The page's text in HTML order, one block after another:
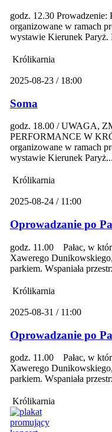
godz. 12.30
organizowane w ramach
wystawie Kierunek Paryż.
Królikarnia
2025-08-23 / 18:00
Soma
godz. 18.00 / UWAGA,
PERFORMANCE W
organizowane w ramach
wystawie Kierunek
Królikarnia
2025-08-24 / 11:00
Oprowadzanie po
godz. 11.00 Pałac, w
Xawerego
parkiem. Wspaniała
Królikarnia
2025-08-31 / 11:00
Oprowadzanie po
godz. 11.00 Pałac, w
Xawerego
parkiem. Wspaniała
Królikarnia